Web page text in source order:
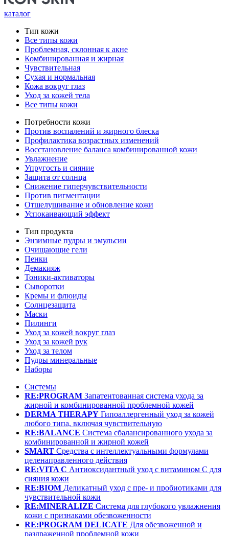
каталог
Тип кожи
Все типы кожи
Проблемная, склонная к акне
Комбинированная и жирная
Чувствительная
Сухая и нормальная
Кожа вокруг глаз
Уход за кожей тела
Все типы кожи
Потребности кожи
Против воспалений и жирного блеска
Профилактика возрастных изменений
Восстановление баланса комбинированной кожи
Увлажнение
Упругость и сияние
Защита от солнца
Снижение гиперчувствительности
Против пигментации
Отшелушивание и обновление кожи
Успокаивающий эффект
Тип продукта
Энзимные пудры и эмульсии
Очищающие гели
Пенки
Демакияж
Тоники-активаторы
Сыворотки
Кремы и флюиды
Солнцезащита
Маски
Пилинги
Уход за кожей вокруг глаз
Уход за кожей рук
Уход за телом
Пудры минеральные
Наборы
Системы
RE:PROGRAM Запатентованная система ухода за
жирной и комбинированной проблемной кожей
DERMA THERAPY Гипоаллергенный уход за кожей
любого типа, включая чувствительную
RE:BALANCE Система сбалансированного ухода за
комбинированной и жирной кожей
SMART Средства с интеллектуальными формулами
целенаправленного действия
RE:VITA C Антиоксидантный уход с витамином С для
сияния кожи
RE:BIOM Деликатный уход с пре- и пробиотиками для
чувствительной кожи
RE:MINERALIZE Система для глубокого увлажнения
кожи с признаками обезвоженности
RE:PROGRAM DELICATE Для обезвоженной и
раздраженной проблемной кожи